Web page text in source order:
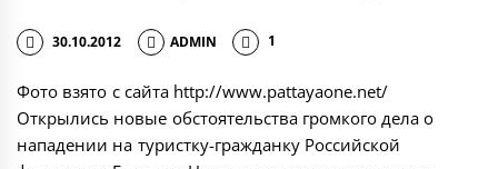
30.10.2012 ADMIN 1
Фото взято с сайта http://www.pattayaone.net/
Открылись новые обстоятельства громкого дела о
нападении на туристку-гражданку Российской